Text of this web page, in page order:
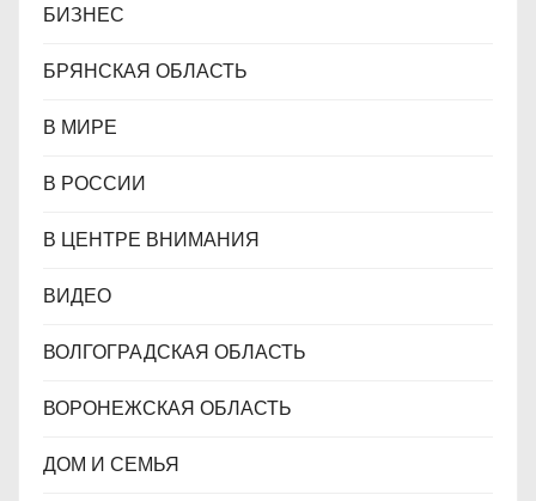
БИЗНЕС
БРЯНСКАЯ ОБЛАСТЬ
В МИРЕ
В РОССИИ
В ЦЕНТРЕ ВНИМАНИЯ
ВИДЕО
ВОЛГОГРАДСКАЯ ОБЛАСТЬ
ВОРОНЕЖСКАЯ ОБЛАСТЬ
ДОМ И СЕМЬЯ